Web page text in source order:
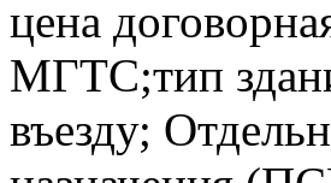
цена
МГТС;тип
въезду;